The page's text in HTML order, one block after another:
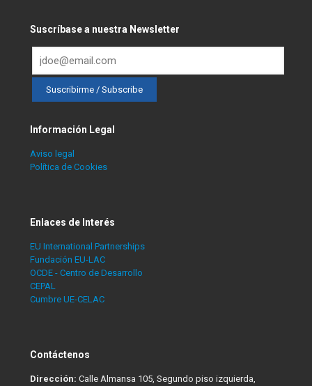
Suscríbase a nuestra Newsletter
Información Legal
Aviso legal
Política de Cookies
Enlaces de Interés
EU International Partnerships
Fundación EU-LAC
OCDE - Centro de Desarrollo
CEPAL
Cumbre UE-CELAC
Contáctenos
Dirección: Calle Almansa 105, Segundo piso izquierda,